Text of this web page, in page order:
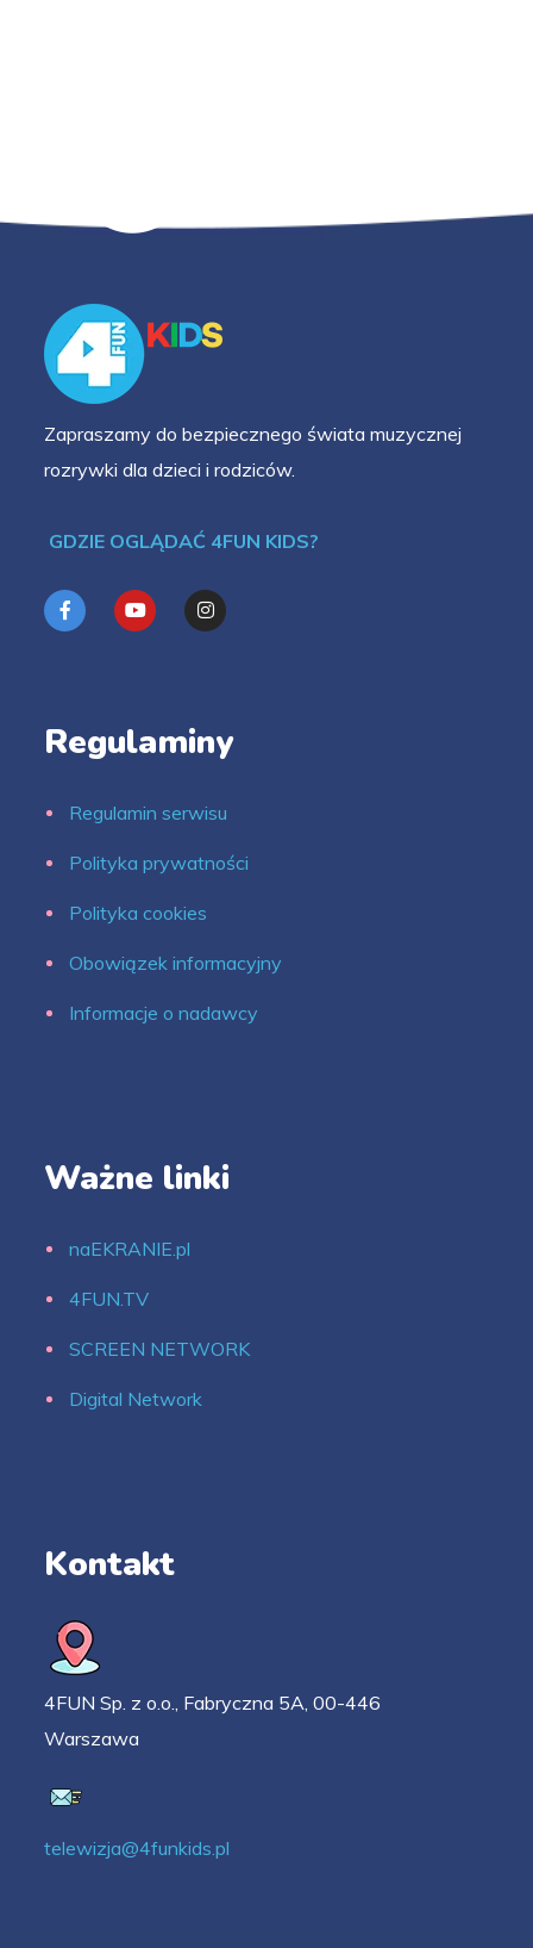
Zapraszamy do bezpiecznego świata muzycznej
rozrywki dla dzieci i rodziców.
GDZIE OGLĄDAĆ 4FUN KIDS?
Regulaminy
Regulamin serwisu
Polityka prywatności
Polityka cookies
Obowiązek informacyjny
Informacje o nadawcy
Ważne linki
naEKRANIE.pl
4FUN.TV
SCREEN NETWORK
Digital Network
Kontakt
4FUN Sp. z o.o., Fabryczna 5A, 00-446
Warszawa
telewizja@4funkids.pl